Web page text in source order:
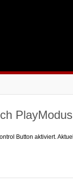
Button aktiviert.